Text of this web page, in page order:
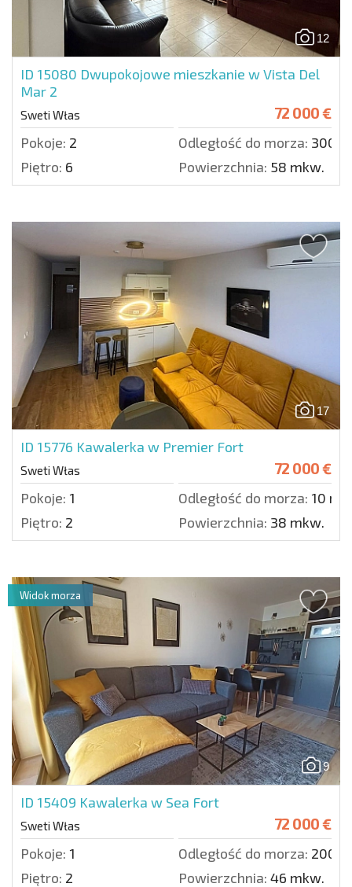
12
ID 15080 Dwupokojowe mieszkanie w Vista Del
Mar 2
Sweti Włas 72 000 €
Pokoje: 2 Odległość do morza: 300
Piętro: 6 Powierzchnia: 58 mkw.
17
ID 15776 Kawalerka w Premier Fort
Sweti Włas 72 000 €
Pokoje: 1 Odległość do morza: 10 m.
Piętro: 2 Powierzchnia: 38 mkw.
9
ID 15409 Kawalerka w Sea Fort
Sweti Włas 72 000 €
Pokoje: 1 Odległość do morza: 200
Piętro: 2 Powierzchnia: 46 mkw.
Widok morza